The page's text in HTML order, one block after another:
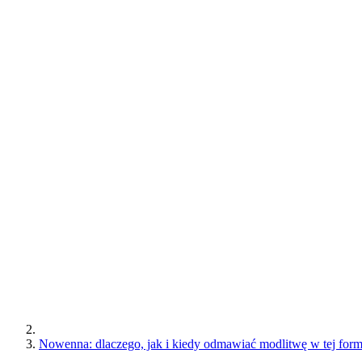
Nowenna: dlaczego, jak i kiedy odmawiać modlitwę w tej